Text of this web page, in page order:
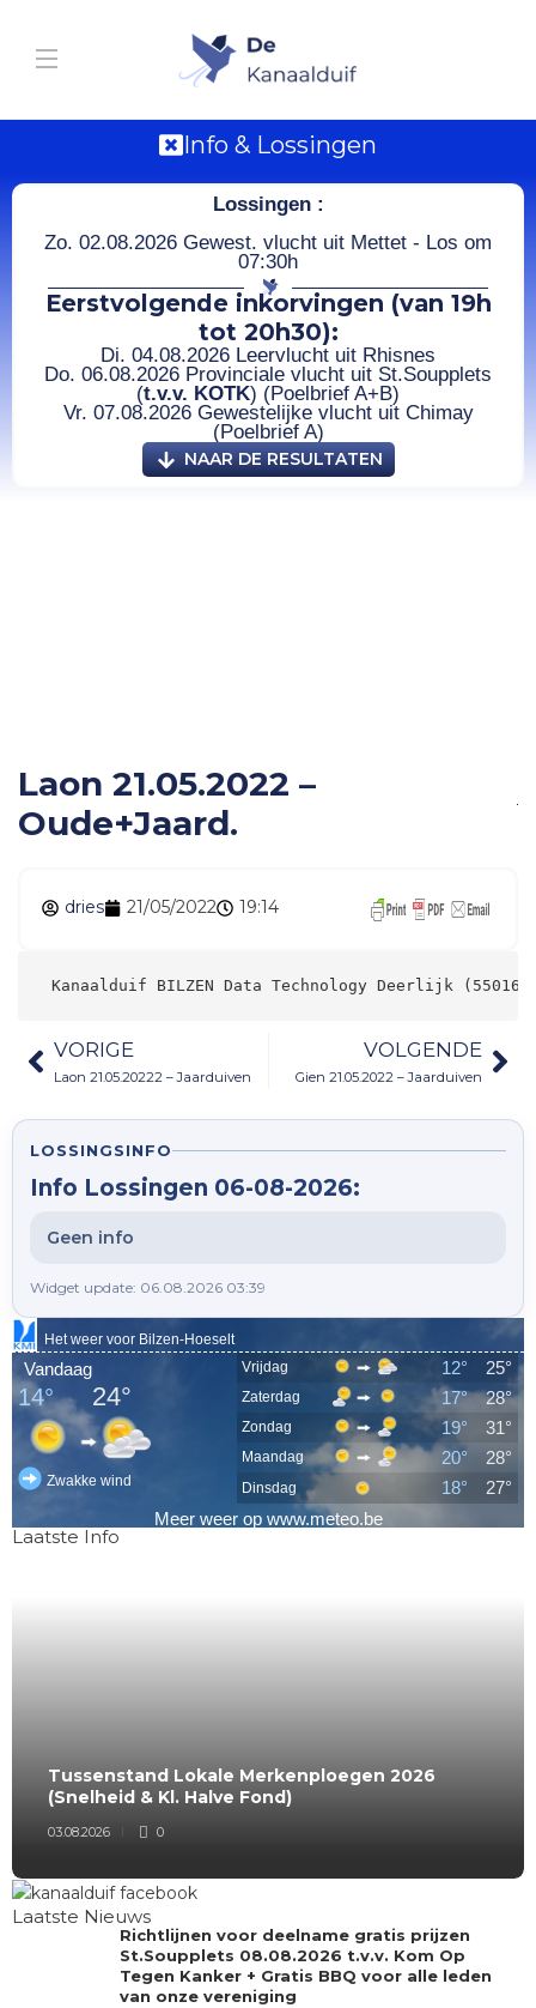
Info & Lossingen
Lossingen :
Zo. 02.08.2026 Gewest. vlucht uit Mettet - Los om
07:30h
Eerstvolgende inkorvingen (van 19h
tot 20h30):
Di. 04.08.2026 Leervlucht uit Rhisnes
Do. 06.08.2026 Provinciale vlucht uit St.Soupplets
(t.v.v. KOTK) (Poelbrief A+B)
Vr. 07.08.2026 Gewestelijke vlucht uit Chimay
(Poelbrief A)
NAAR DE RESULTATEN
Laon 21.05.2022 –
Oude+Jaard.
dries 21/05/2022 19:14
Kanaalduif BILZEN Data Technology
VORIGE
Laon 21.05.20222 – Jaarduiven
VOLGENDE
Gien 21.05.2022 – Jaarduiven
LOSSINGSINFO
Info Lossingen 06-08-2026:
Geen info
Widget update: 06.08.2026 03:39
Laatste Info
Tussenstand Lokale Merkenploegen 2026
(Snelheid & Kl. Halve Fond)
03.08.2026 0
Laatste Nieuws
Richtlijnen voor deelname gratis prijzen
St.Soupplets 08.08.2026 t.v.v. Kom Op
Tegen Kanker + Gratis BBQ voor alle leden
van onze vereniging